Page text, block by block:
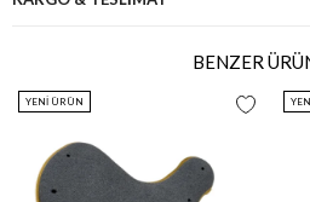
BENZER
YENI ÜRÜN